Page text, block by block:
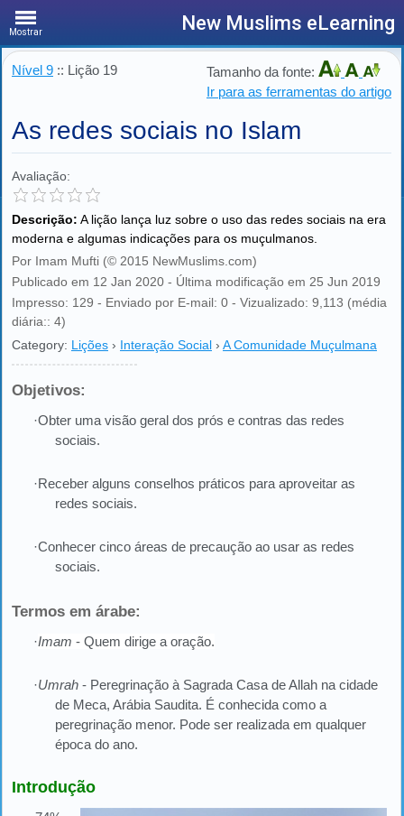
Mostrar New Muslims eLearning
Nível 9 :: Lição 19
Tamanho da fonte:
Ir para as ferramentas do artigo
As redes sociais no Islam
Avaliação:
Descrição: A lição lança luz sobre o uso das redes sociais na era
moderna e algumas indicações para os muçulmanos.
Por Imam Mufti (© 2015 NewMuslims.com)
Publicado em 12 Jan 2020 - Última modificação em 25 Jun 2019
Impresso: 129 - Enviado por E-mail: 0 - Vizualizado: 9,113 (média
diária:: 4)
Category: Lições › Interação Social › A Comunidade Muçulmana
Objetivos:
·Obter uma visão geral dos prós e contras das redes
sociais.
·Receber alguns conselhos práticos para aproveitar as
redes sociais.
·Conhecer cinco áreas de precaução ao usar as redes
sociais.
Termos em árabe:
·Imam - Quem dirige a oração.
·Umrah - Peregrinação à Sagrada Casa de Allah na cidade
de Meca, Arábia Saudita. É conhecida como a
peregrinação menor. Pode ser realizada em qualquer
época do ano.
Introdução